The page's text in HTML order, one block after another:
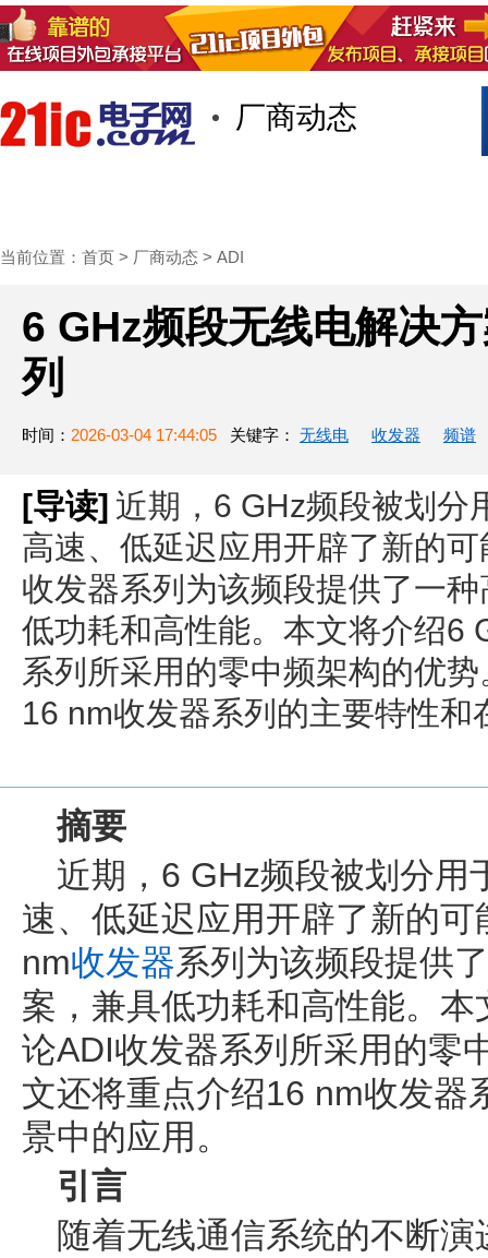
厂商动态
当前位置： 首页 > 厂商动态 > ADI
6 GHz频段无线电解决
列
时间： 2026-03-04 17:44:05 关键字： 无线电 收发器 频谱
[导读] 近期，6 GHz频段被划分
高速、低延迟应用开辟了新的
收发器系列为该频段提供了一
低功耗和高性能。本文将介绍6
系列所采用的零中频架构的优
16 nm收发器系列的主要特性和
摘要
近期，6 GHz频段被划分用
速、低延迟应用开辟了新的
nm收发器系列为该频段提供
案，兼具低功耗和高性能。
论ADI收发器系列所采用的零
文还将重点介绍16 nm收发器
景中的应用。
引言
随着无线通信系统的不断